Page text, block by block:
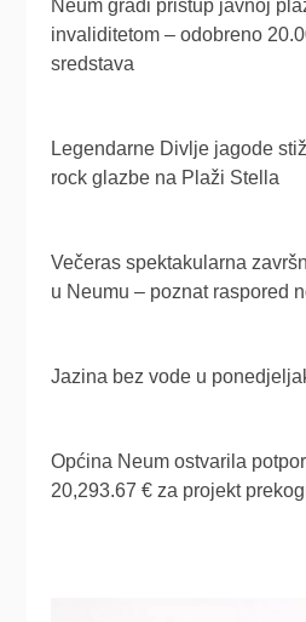
Neum gradi pristup javnoj
invaliditetom – odobreno
sredstava
Legendarne Divlje jagode
rock glazbe na Plaži Stella
Večeras spektakularna
u Neumu – poznat raspored
Jazina bez vode u
Općina Neum ostvarila
20,293.67 € za projekt